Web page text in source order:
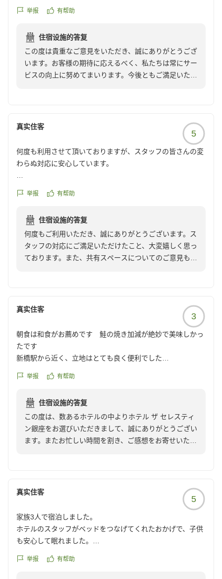
举报 有帮助
住宿设施的答复
この度は貴重なご意見をいただき、誠にありがとうござ
います。お客様の期待に応えるべく、私たちは常にサー
ビスの向上に努めてまいります。今後ともご満足いただ
宿泊支配人
真实住客
5
何度も利用させて頂いておりますが、スタッフの皆さんの変
わらぬ対応に安心しています。
共有スペースの狭さです。
力を入れている点なので、限られたスペースではありますが
ご検討頂きたいです。
次回も必ず利用しますけど！
举报 有帮助
住宿设施的答复
何度もご利用いただき、誠にありがとうございます。ス
タッフの対応にご満足いただけたこと、大変嬉しく思っ
ております。また、共有スペースについてのご意見も感
宿泊支配人
真实住客
3
朝食は和食がお薦めです 鮭の焼き加減が絶妙で美味しかっ
たです
新橋駅から近く、立地はとても良く便利でした
化粧品等を置くスペースが狭く使いにくかったです
举报 有帮助
住宿设施的答复
この度は、数あるホテルの中よりホテル ザ セレスティ
ン銀座をお選びいただきまして、誠にありがとうござい
ます。またお忙しい時間を割き、ご感想をお寄せいただ
Casitaの中で和定食を提供しておりますのは、Ginza
Casitaのみであり私ども自慢のレストランでございま
す。
しかしながら洗面ルームに関しましてご期待に沿うこと
ができず、ご不便をおかけしてしまい、大変申し訳ござ
苦しく存じますが、お寄せいただいたお言葉を真摯に受
真实住客
5
家族3人で宿泊しました。
ホテルのスタッフがベッドをつなげてくれたおかげで、子供
も安心して眠れました。
さらに、東京観光には絶好の立地です。ホテルの周辺には観
举报 有帮助